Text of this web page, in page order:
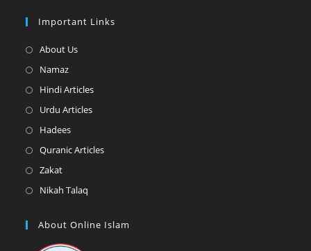
Important Links
About UsOpens
a
NamazOpens
in
Hindi ArticlesOpens
Urdu ArticlesOpens
a
HadeesOpens
in
Quranic ArticlesOpens
tab
ZakatOpens
in
new
Nikah Talaq
a
About Online Islam